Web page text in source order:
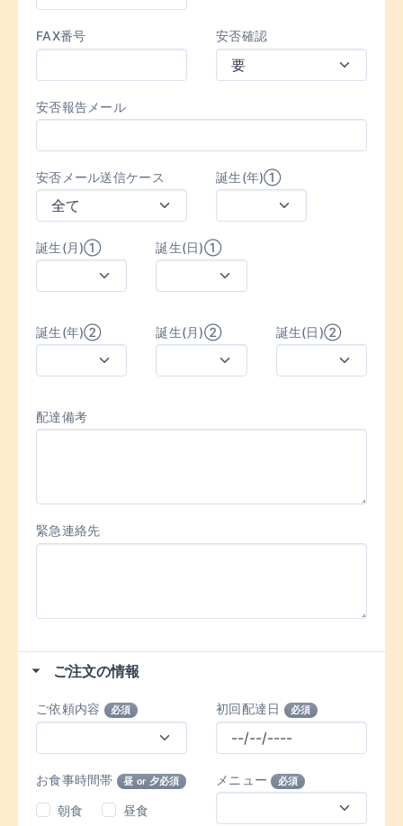
FAX番号 安否確認
安否報告メール
安否メール送信ケース 誕生(年)①
誕生(月)① 誕生(日)①
誕生(年)② 誕生(月)② 誕生(日)②
配達備考
緊急連絡先
ご注文の情報
ご依頼内容 必須 初回配達日 必須
お食事時間帯 昼 or 夕必須
朝食
昼食
メニュー 必須